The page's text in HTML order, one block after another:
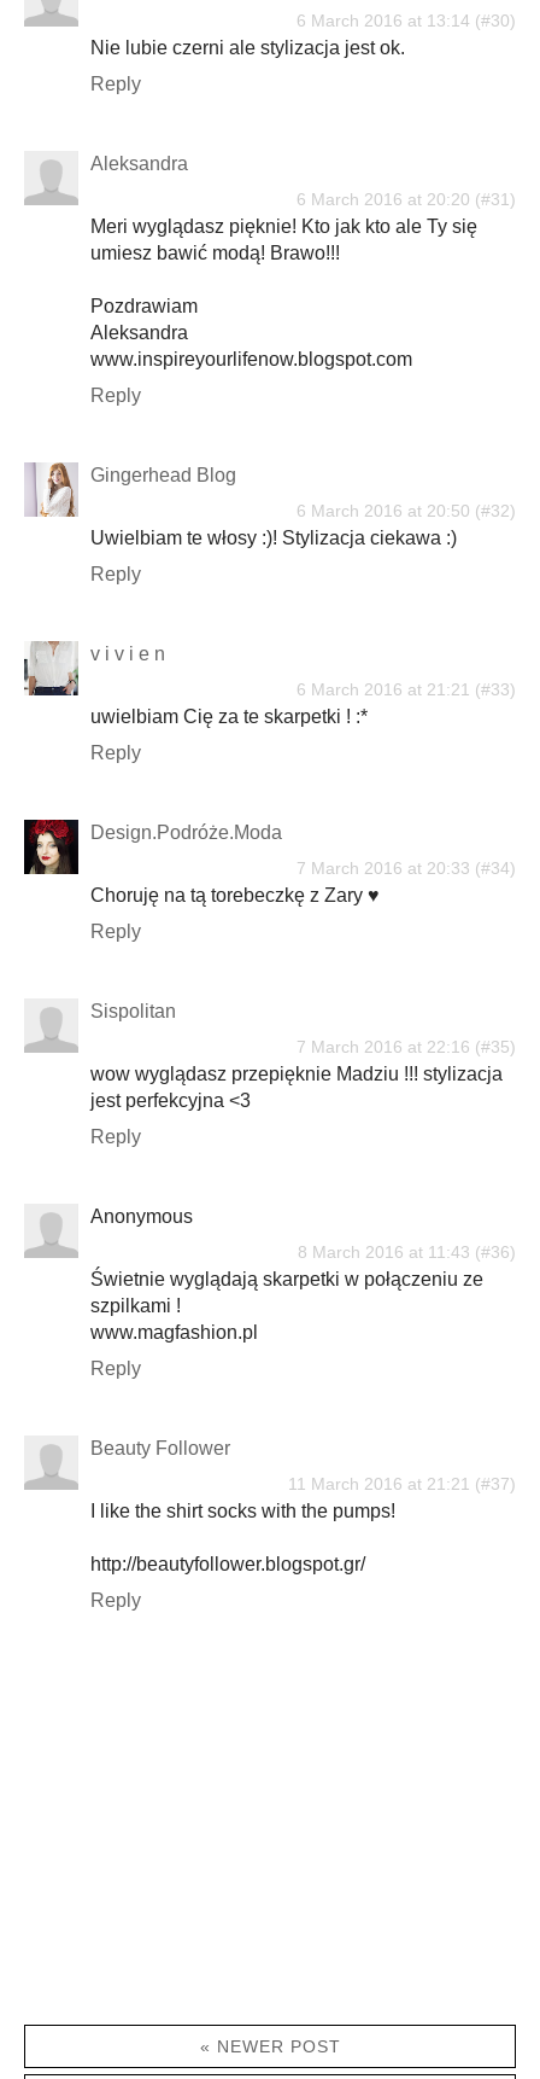
6 March 2016 at 13:14
Nie lubie czerni ale stylizacja jest ok.
Reply
Aleksandra
6 March 2016 at 20:20
Meri wyglądasz pięknie! Kto jak kto ale Ty się
umiesz bawić modą! Brawo!!!
Pozdrawiam
Aleksandra
www.inspireyourlifenow.blogspot.com
Reply
Gingerhead Blog
6 March 2016 at 20:50
Uwielbiam te włosy :)! Stylizacja ciekawa :)
Reply
v i v i e n
6 March 2016 at 21:21
uwielbiam Cię za te skarpetki ! :*
Reply
Design.Podróże.Moda
7 March 2016 at 20:33
Choruję na tą torebeczkę z Zary ♥
Reply
Sispolitan
7 March 2016 at 22:16
wow wyglądasz przepięknie Madziu !!! stylizacja
jest perfekcyjna <3
Reply
Anonymous
8 March 2016 at 11:43
Świetnie wyglądają skarpetki w połączeniu ze
szpilkami !
www.magfashion.pl
Reply
Beauty Follower
11 March 2016 at 21:21
I like the shirt socks with the pumps!
http://beautyfollower.blogspot.gr/
Reply
« NEWER POST